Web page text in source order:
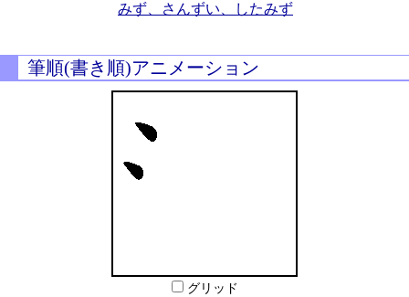
みず、さんずい、したみず
筆順(書き順)アニメーション
グリッド